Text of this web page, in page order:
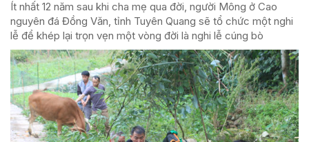
Ít nhất 12 năm sau khi cha mẹ qua đời, người Mông ở Cao
nguyên đá Đồng Văn, tỉnh Tuyên Quang sẽ tổ chức một nghi
lễ để khép lại trọn vẹn một vòng đời là nghi lễ cúng bò